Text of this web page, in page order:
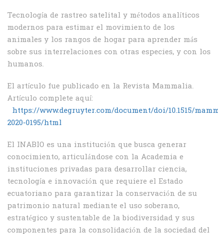
Tecnología de rastreo satelital y métodos analíticos
modernos para estimar el movimiento de los
animales y los rangos de hogar para aprender más
sobre sus interrelaciones con otras especies, y con los
humanos.
El artículo fue publicado en la Revista Mammalia.
Artículo complete aquí:
https://www.degruyter.com/document/doi/10.1515/
2020-0195/html
El INABIO es una institución que busca generar
conocimiento, articulándose con la Academia e
instituciones privadas para desarrollar ciencia,
tecnología e innovación que requiere el Estado
ecuatoriano para garantizar la conservación de su
patrimonio natural mediante el uso soberano,
estratégico y sustentable de la biodiversidad y sus
componentes para la consolidación de la sociedad del